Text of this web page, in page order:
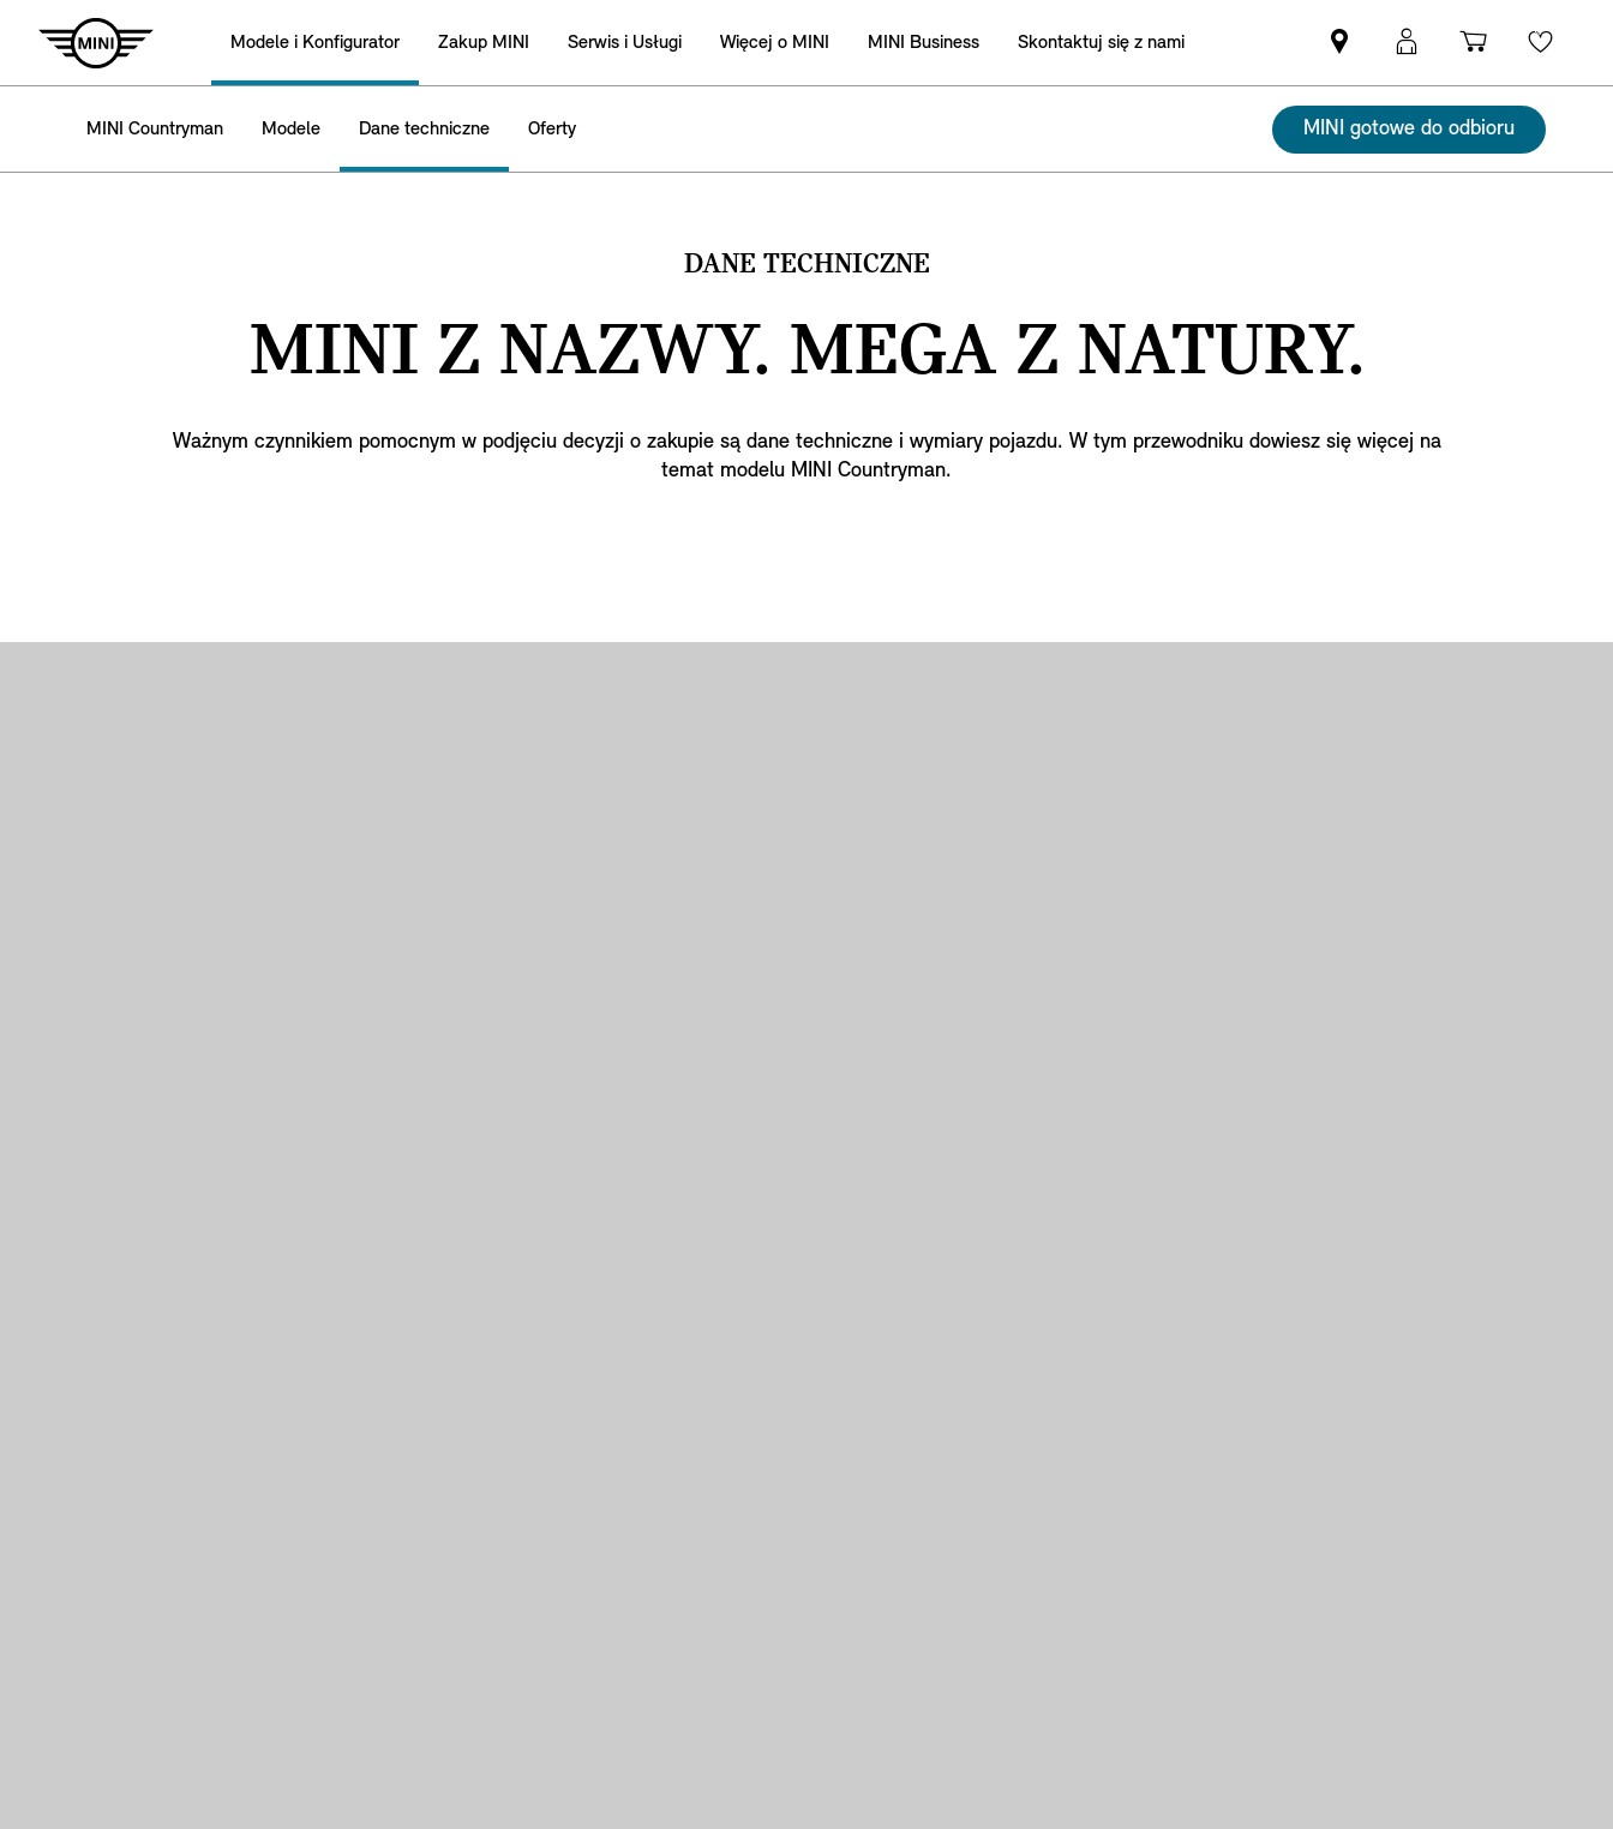
Modele i Konfigurator Zakup MINI Serwis i Usługi Więcej o MINI MINI Business Skontaktuj się z nami
Znajdź
Partnera
MINI
Logowanie
MyMini
Koszyk
MINI Countryman Modele Dane techniczne Oferty MINI gotowe do odbioru
DANE TECHNICZNE
MINI Z NAZWY. MEGA Z NATURY.
Ważnym czynnikiem pomocnym w podjęciu decyzji o zakupie są dane techniczne i wymiary pojazdu. W tym przewodniku dowiesz się więcej na
temat modelu MINI Countryman.